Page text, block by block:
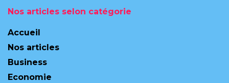
Nos articles selon catégorie
Accueil
Nos articles
Business
Economie